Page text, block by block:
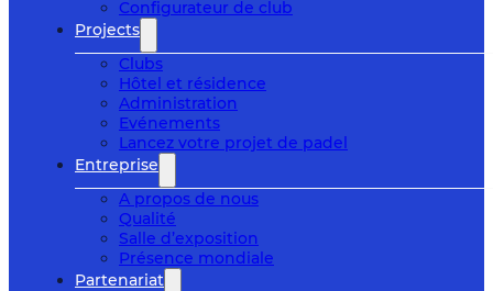
Configurateur de club
Projects
Clubs
Hôtel et résidence
Administration
Evénements
Lancez votre projet de padel
Entreprise
A propos de nous
Qualité
Salle d’exposition
Présence mondiale
Partenariat